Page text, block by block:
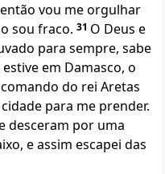
vou me orgulhar
sou fraco. 31 O Deus e
para sempre, sabe
em Damasco, o
do rei Aretas
para me prender.
desceram por uma
e assim escapei das